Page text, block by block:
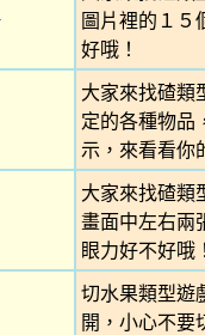
圖片裡的１５
好哦！
大家來找碴類
定的各種物品
示，來看看你
大家來找碴類
畫面中左右兩
眼力好不好哦
切水果類型遊
開，小心不要